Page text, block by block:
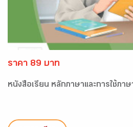
ราคา 89 บาท
หนังสือเรียน หลักภาษาและการใช้ภาษ